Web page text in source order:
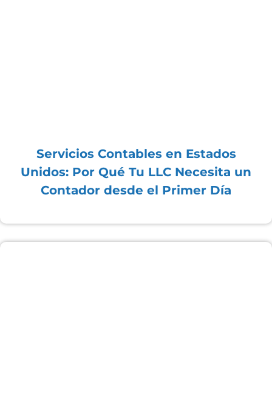
Servicios Contables en Estados
Unidos: Por Qué Tu LLC Necesita un
Contador desde el Primer Día